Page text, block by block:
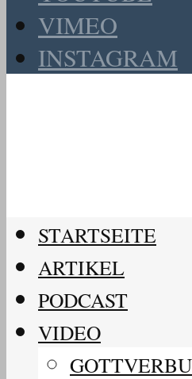
VIMEO
INSTAGRAM
STARTSEITE
ARTIKEL
PODCAST
VIDEO